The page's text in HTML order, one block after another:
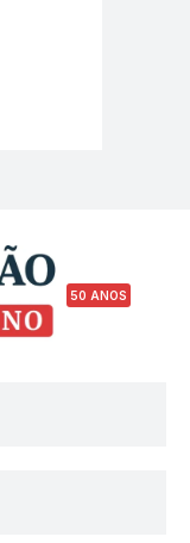
50 ANOS